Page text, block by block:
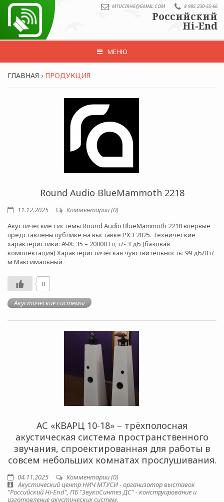
MTUCIRHE@GMAIL.COM 8 985 230-55-66
Российский
Hi-End
МЕНЮ
ГЛАВНАЯ › ПРОДУКЦИЯ
Round Audio BlueMammoth 2218
11.12.2025
Комментарии (0)
Акустические системы Round Audio BlueMammoth 2218 впервые
представлены публике на выставке РХЭ 2025. Технические
характеристики: АЧХ: 35 – 20000 Гц +/- 3 дБ (базовая
комплектация) Характеристическая чувствительность: 99 дБ/Вт/
м Максимальный
0
Акустические системы
АС «КВАРЦ 10-18» – трёхполосная
акустическая система пространственного
звучания, спроектированная для работы в
совсем небольших комнатах прослушивания.
04.11.2025
Комментарии (0)
Акустический центр НИЧ МТУСИ - организатор выставок
"Российский Hi-End", ПБ "ЗвукоСинтез ДС" - конструирование и
изготовление акустических систем.